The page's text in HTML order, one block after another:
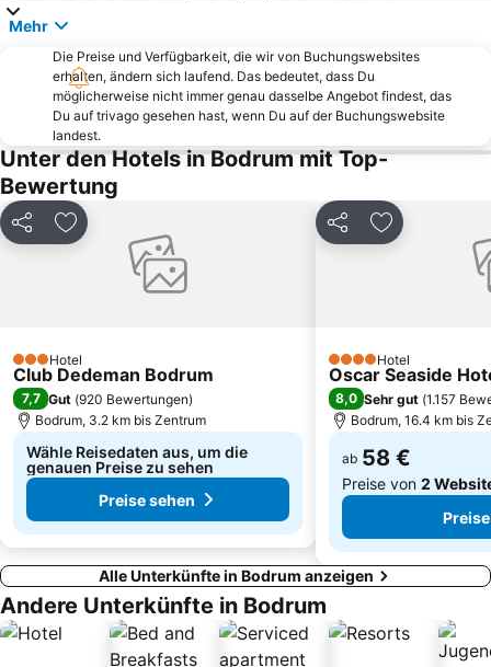
3. Koy Public Beach
Massouri
Turgutreis Gunbatimi Public Beach
Tam Tam Strand
Karaincir Beach
D-Marin Turgutreis
Traditional Settlement of Pserimos
Cokertme
Taslik Public Beach
Ortakent Public Beach
Camel beach
Unterwassermuseum Bodrum
Bodrum Bus Terminal
Aquapark Bodrum
Bodrum Food Bazar
Bodrum Dolphin Park
Mehr
Die Preise und Verfügbarkeit, die wir von Buchungswebsites
erhalten, ändern sich laufend. Das bedeutet, dass Du
möglicherweise nicht immer genau dasselbe Angebot findest, das
Du auf trivago gesehen hast, wenn Du auf der Buchungswebsite
landest.
Unter den Hotels in Bodrum mit Top-
Bewertung
Teilen Zu Favoriten hinzufügen
3 Sterne
Hotel
Club Dedeman Bodrum
7,7 Gut (920 Bewertungen)
Bodrum, 3.2 km bis Zentrum
Wähle Reisedaten aus, um die
genauen Preise zu sehen
Preise sehen
Teilen Zu Favoriten
4 SterneHotel
Oscar Seaside
8,0 Sehr gut (1.157
Bodrum, 16.4 km bis
ab 58 €
Preise von 2
Alle Unterkünfte in Bodrum anzeigen
Andere Unterkünfte in Bodrum